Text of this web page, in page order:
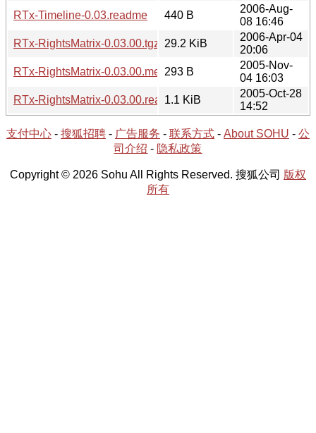
RTx-Timeline-0.03.readme
440 B
2006-Aug-
08 16:46
RTx-RightsMatrix-0.03.00.tgz
29.2 KiB
2006-Apr-04
20:06
RTx-RightsMatrix-0.03.00.meta293 B
2005-Nov-
04 16:03
RTx-RightsMatrix-0.03.00.readme1.1 KiB
2005-Oct-28
14:52
支付中心 - 搜狐招聘 - 广告服务 - 联系方式 - About SOHU - 公
司介绍 - 隐私政策
Copyright © 2026 Sohu All Rights Reserved. 搜狐公司 版权
所有